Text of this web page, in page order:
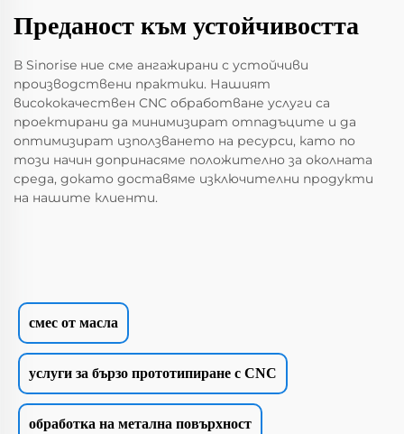
Преданост към устойчивостта
В Sinorise ние сме ангажирани с устойчиви
производствени практики. Нашият
висококачествен CNC обработване услуги са
проектирани да минимизират отпадъците и да
оптимизират използването на ресурси, като по
този начин допринасяме положително за околната
среда, докато доставяме изключителни продукти
на нашите клиенти.
смес от масла
услуги за бързо прототипиране с CNC
обработка на метална повърхност